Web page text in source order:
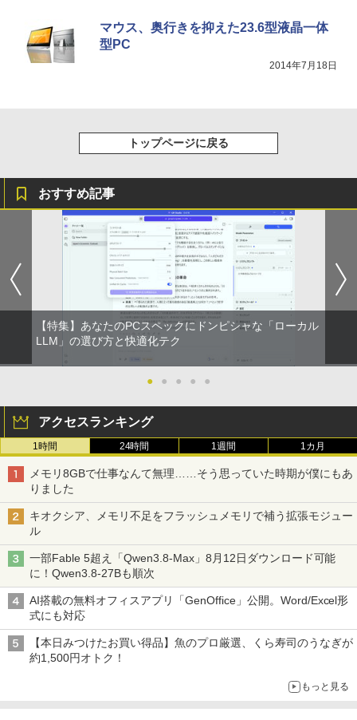
マウス、奥行きを抑えた23.6型液晶一体
型PC
2014年7月18日
トップページに戻る
おすすめ記事
【特集】あなたのPCスペックにドンピシャな「ローカル
LLM」の選び方と快適化テク
● ● ● ● ●
アクセスランキング
1時間 24時間 1週間 1カ月
メモリ8GBで仕事なんて無理……そう思っていた時期が僕にもあ
りました
キオクシア、メモリ不足をフラッシュメモリで補う拡張モジュー
ル
一部Fable 5超え「Qwen3.8-Max」8月12日ダウンロード可能
に！Qwen3.8-27Bも順次
AI搭載の無料オフィスアプリ「GenOffice」公開。Word/Excel形
式にも対応
【本日みつけたお買い得品】魚のプロ厳選、くら寿司のうなぎが
約1,500円オトク！
もっと見る